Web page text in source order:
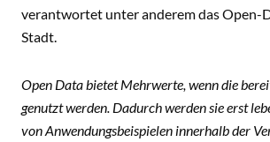
verantwortet unter anderem das Open-
Stadt.
Open Data bietet Mehrwerte, wenn die
genutzt werden. Dadurch werden sie erst
von Anwendungsbeispielen innerhalb der